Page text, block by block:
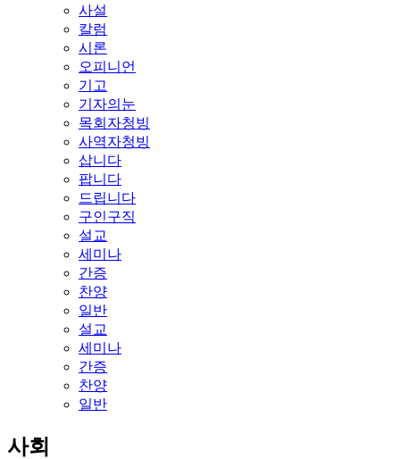
사설
칼럼
시론
오피니언
기고
기자의눈
목회자청빙
사역자청빙
삽니다
팝니다
드립니다
구인구직
설교
세미나
간증
찬양
일반
설교
세미나
간증
찬양
일반
사회